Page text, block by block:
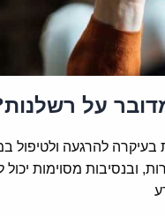
על
להרגעה ולטיפול
ובנסיבות מסוימות יכול